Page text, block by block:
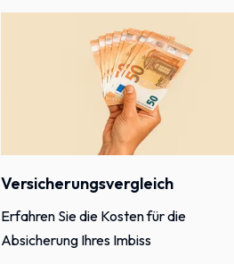
Versicherungsvergleich
Erfahren Sie die Kosten für die
Absicherung Ihres Imbiss